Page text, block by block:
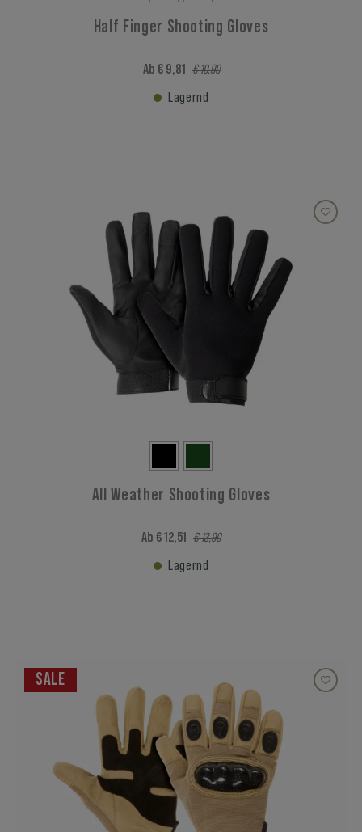
Half Finger Shooting Gloves
Ab € 9,81 € 10,90
Lagernd
All Weather Shooting Gloves
Ab € 12,51 € 13,90
Lagernd
SALE